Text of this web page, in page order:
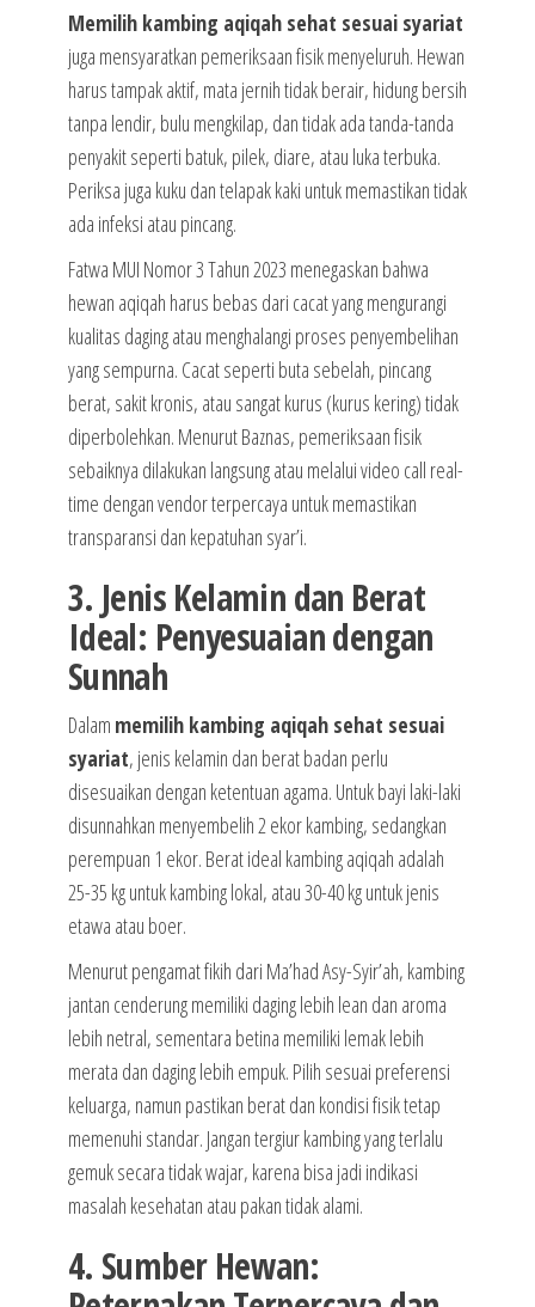
Memilih kambing aqiqah sehat sesuai syariat
juga mensyaratkan pemeriksaan fisik menyeluruh. Hewan
harus tampak aktif, mata jernih tidak berair, hidung bersih
tanpa lendir, bulu mengkilap, dan tidak ada tanda-tanda
penyakit seperti batuk, pilek, diare, atau luka terbuka.
Periksa juga kuku dan telapak kaki untuk memastikan tidak
ada infeksi atau pincang.
Fatwa MUI Nomor 3 Tahun 2023 menegaskan bahwa
hewan aqiqah harus bebas dari cacat yang mengurangi
kualitas daging atau menghalangi proses penyembelihan
yang sempurna. Cacat seperti buta sebelah, pincang
berat, sakit kronis, atau sangat kurus (kurus kering) tidak
diperbolehkan. Menurut Baznas, pemeriksaan fisik
sebaiknya dilakukan langsung atau melalui video call real-
time dengan vendor terpercaya untuk memastikan
transparansi dan kepatuhan syar’i.
3. Jenis Kelamin dan Berat
Ideal: Penyesuaian dengan
Sunnah
Dalam memilih kambing aqiqah sehat sesuai
syariat, jenis kelamin dan berat badan perlu
disesuaikan dengan ketentuan agama. Untuk bayi laki-laki
disunnahkan menyembelih 2 ekor kambing, sedangkan
perempuan 1 ekor. Berat ideal kambing aqiqah adalah
25-35 kg untuk kambing lokal, atau 30-40 kg untuk jenis
etawa atau boer.
Menurut pengamat fikih dari Ma’had Asy-Syir’ah, kambing
jantan cenderung memiliki daging lebih lean dan aroma
lebih netral, sementara betina memiliki lemak lebih
merata dan daging lebih empuk. Pilih sesuai preferensi
keluarga, namun pastikan berat dan kondisi fisik tetap
memenuhi standar. Jangan tergiur kambing yang terlalu
gemuk secara tidak wajar, karena bisa jadi indikasi
masalah kesehatan atau pakan tidak alami.
4. Sumber Hewan: